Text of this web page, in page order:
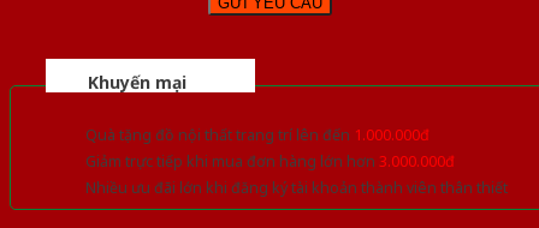
Khuyến mại
Quà tặng đồ nội thất trang trí lên đến 1.000.000đ
Giảm trực tiếp khi mua đơn hàng lớn hơn 3.000.000đ
Nhiều ưu đãi lớn khi đăng ký tài khoản thành viên thân thiết